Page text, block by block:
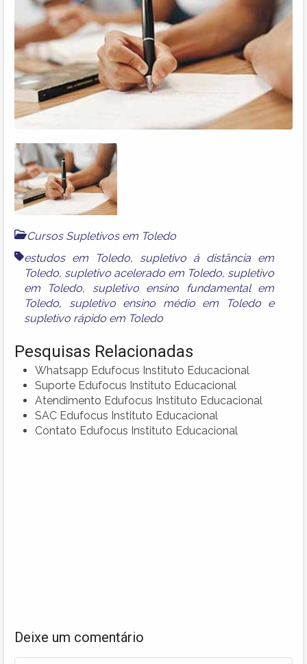
Cursos Supletivos em Toledo
estudos em Toledo, supletivo á distância em
Toledo, supletivo acelerado em Toledo, supletivo
em Toledo, supletivo ensino fundamental em
Toledo, supletivo ensino médio em Toledoe
supletivo rápido em Toledo
Pesquisas Relacionadas
Whatsapp Edufocus Instituto Educacional
Suporte Edufocus Instituto Educacional
Atendimento Edufocus Instituto Educacional
SAC Edufocus Instituto Educacional
Contato Edufocus Instituto Educacional
Deixe um comentário